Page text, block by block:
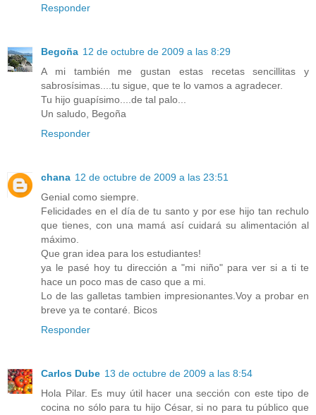
Responder
Begoña 12 de octubre de 2009 a las 8:29
A mi también me gustan estas recetas sencillitas y
sabrosísimas....tu sigue, que te lo vamos a agradecer.
Tu hijo guapísimo....de tal palo...
Un saludo, Begoña
Responder
chana 12 de octubre de 2009 a las 23:51
Genial como siempre.
Felicidades en el día de tu santo y por ese hijo tan rechulo
que tienes, con una mamá así cuidará su alimentación al
máximo.
Que gran idea para los estudiantes!
ya le pasé hoy tu dirección a "mi niño" para ver si a ti te
hace un poco mas de caso que a mi.
Lo de las galletas tambien impresionantes.Voy a probar en
breve ya te contaré. Bicos
Responder
Carlos Dube 13 de octubre de 2009 a las 8:54
Hola Pilar. Es muy útil hacer una sección con este tipo de
cocina no sólo para tu hijo César, si no para tu público que